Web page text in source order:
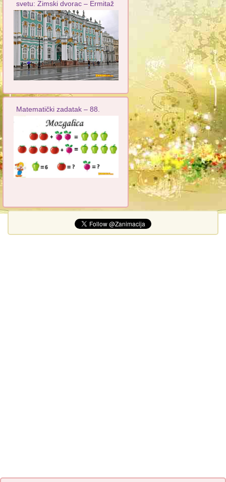
svetu: Zimski dvorac – Ermitaž
Matematički zadatak – 88.